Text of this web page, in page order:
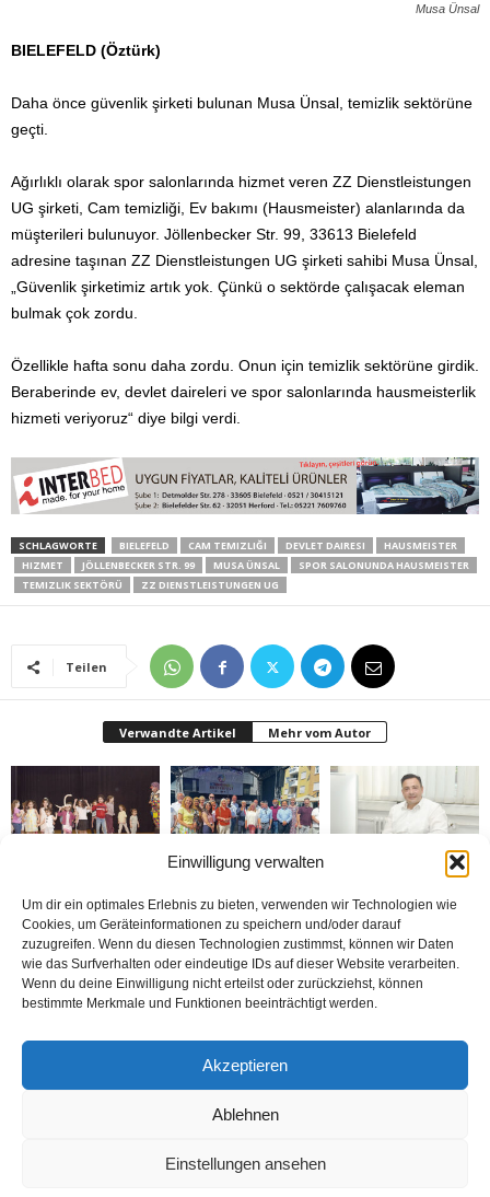
Einwilligung verwalten
Um dir ein optimales Erlebnis zu bieten, verwenden wir Technologien wie
Cookies, um Geräteinformationen zu speichern und/oder darauf
zuzugreifen. Wenn du diesen Technologien zustimmst, können wir Daten
wie das Surfverhalten oder eindeutige IDs auf dieser Website verarbeiten.
Wenn du deine Einwilligung nicht erteilst oder zurückziehst, können
bestimmte Merkmale und Funktionen beeinträchtigt werden.
Akzeptieren
Ablehnen
Einstellungen ansehen
Musa Ünsal
BIELEFELD (Öztürk)
Daha önce güvenlik şirketi bulunan Musa Ünsal, temizlik sektörüne
geçti.
Ağırlıklı olarak spor salonlarında hizmet veren ZZ Dienstleistungen
UG şirketi, Cam temizliği, Ev bakımı (Hausmeister) alanlarında da
müşterileri bulunuyor. Jöllenbecker Str. 99, 33613 Bielefeld
adresine taşınan ZZ Dienstleistungen UG şirketi sahibi Musa Ünsal,
„Güvenlik şirketimiz artık yok. Çünkü o sektörde çalışacak eleman
bulmak çok zordu.
Özellikle hafta sonu daha zordu. Onun için temizlik sektörüne girdik.
Beraberinde ev, devlet daireleri ve spor salonlarında hausmeisterlik
hizmeti veriyoruz“ diye bilgi verdi.
SCHLAGWORTE BIELEFELD CAM TEMIZLIĞI DEVLET DAIRESI
HAUSMEISTER
HIZMET
JÖLLENBECKER STR. 99 MUSA ÜNSAL
SPOR SALONUNDA HAUSMEISTER
TEMIZLIK SEKTÖRÜ
ZZ DIENSTLEISTUNGEN UG
Teilen
Verwandte Artikel Mehr vom Autor
Festivali yapıldı
Yabancılar Haftası
donduruldu
Wiedenbrück’e açtı
Bakım Sigortası
Danışmanlığı Yapıyoruz
sistemi ile çalışıyor